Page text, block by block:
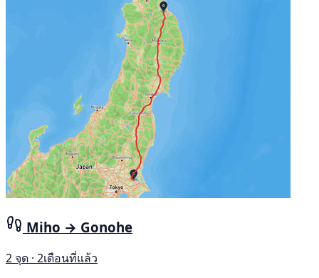
Miho → Gonohe
2 จุด · 2เดือนที่แล้ว